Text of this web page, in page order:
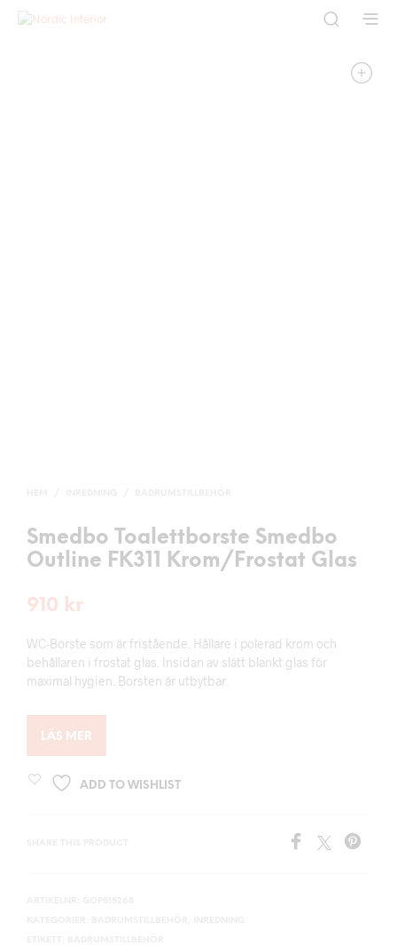
Smedbo Toalettborste Smedbo
Outline FK311 Krom/Frostat Glas
910 kr
WC-Borste som är fristående. Hållare i polerad krom och
behållaren i frostat glas. Insidan av slätt blankt glas för
maximal hygien. Borsten är utbytbar.
LÄS MER
ADD TO WISHLIST